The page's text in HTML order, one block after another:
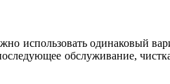
использовать одинаковый
обслуживание,